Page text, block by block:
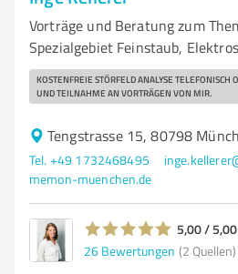
Vorträge und Beratung zum
Spezialgebiet Feinstaub,
KOSTENFREIE STÖRFELD ANALYSE TELEFONISCH
UND TEILNAHME AN VORTRÄGEN VON MIR.
Tengstrasse 15, 80798
Tel. +49 1732468495
memon-muenchen.de
5,00 / 5,00
26 Bewertungen (2 Quellen)